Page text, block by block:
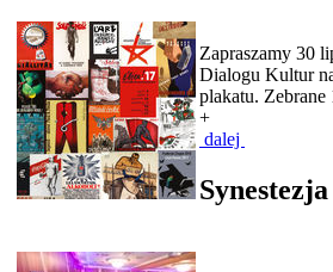
Zapraszamy 30
Dialogu Kultur
plakatu.
+
dalej
Synestezja